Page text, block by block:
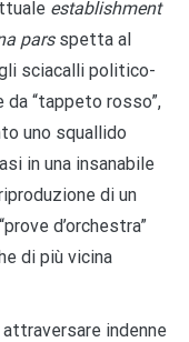
establishment
parsspetta al
sciacalli politico-
“tappeto rosso”,
uno squallido
in una insanabile
di un
d’orchestra”
di più vicina
indenne